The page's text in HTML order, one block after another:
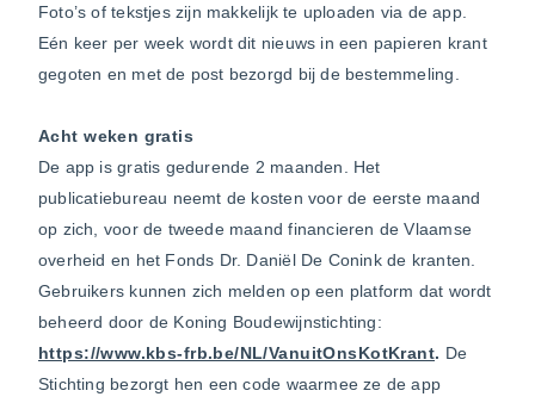
Foto’s of tekstjes zijn makkelijk te uploaden via de app.
Eén keer per week wordt dit nieuws in een papieren krant
gegoten en met de post bezorgd bij de bestemmeling.
Acht weken gratis
De app is gratis gedurende 2 maanden. Het
publicatiebureau neemt de kosten voor de eerste maand
op zich, voor de tweede maand financieren de Vlaamse
overheid en het Fonds Dr. Daniël De Conink de kranten.
Gebruikers kunnen zich melden op een platform dat wordt
beheerd door de Koning Boudewijnstichting:
https://www.kbs-frb.be/NL/VanuitOnsKotKrant. De
Stichting bezorgt hen een code waarmee ze de app